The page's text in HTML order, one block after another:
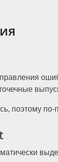
поэтому